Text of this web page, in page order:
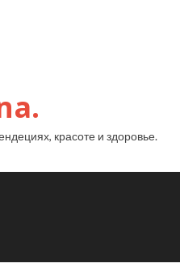
красоте и здоровье.